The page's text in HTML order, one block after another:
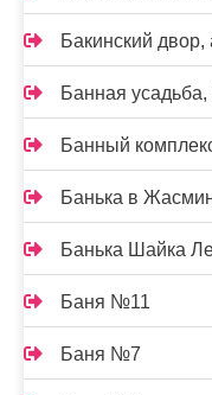
Бакинский двор,
Банная
Банный
Банька в
Банька Шайка
Баня №11
Баня №7